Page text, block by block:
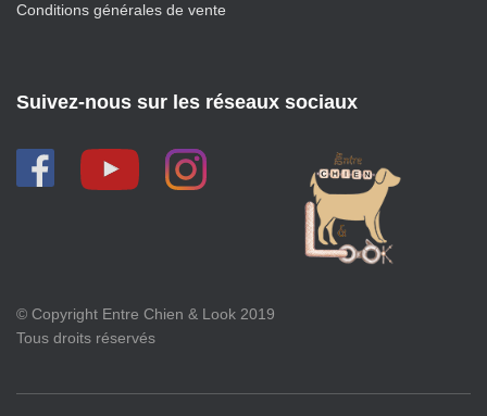
Conditions générales de vente
Suivez-nous sur les réseaux sociaux
© Copyright Entre Chien & Look 2019
Tous droits réservés